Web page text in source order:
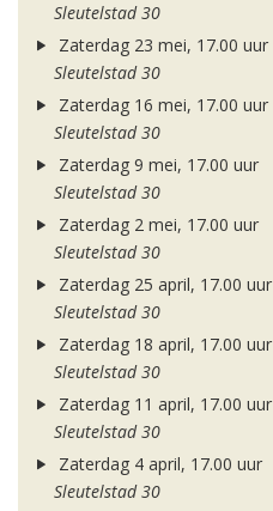
Sleutelstad 30
Zaterdag 23 mei, 17.00 uur
Sleutelstad 30
Zaterdag 16 mei, 17.00 uur
Sleutelstad 30
Zaterdag 9 mei, 17.00 uur
Sleutelstad 30
Zaterdag 2 mei, 17.00 uur
Sleutelstad 30
Zaterdag 25 april, 17.00 uur
Sleutelstad 30
Zaterdag 18 april, 17.00 uur
Sleutelstad 30
Zaterdag 11 april, 17.00 uur
Sleutelstad 30
Zaterdag 4 april, 17.00 uur
Sleutelstad 30